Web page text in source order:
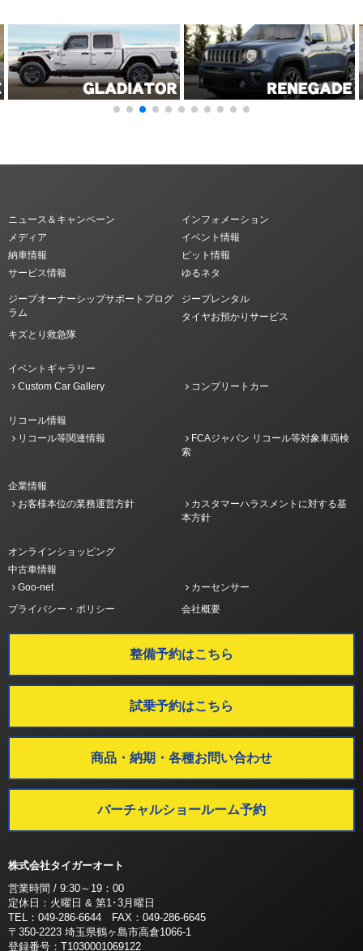
ニュース＆キャンペーン
インフォメーション
メディア
イベント情報
納車情報
ピット情報
サービス情報
ゆるネタ
ジープオーナーシップサポートプログ
ラム
ジープレンタル
タイヤお預かりサービス
キズとり救急隊
イベントギャラリー
Custom Car Gallery
コンプリートカー
リコール情報
リコール等関連情報
FCAジャパン リコール等対象車両検
索
企業情報
お客様本位の業務運営方針
カスタマーハラスメントに対する基
本方針
オンラインショッピング
中古車情報
Goo-net
カーセンサー
プライバシー・ポリシー
会社概要
整備予約はこちら
試乗予約はこちら
商品・納期・各種お問い合わせ
バーチャルショールーム予約
株式会社タイガーオート
営業時間 / 9:30～19：00
定休日：火曜日 & 第1･3月曜日
TEL：049-286-6644 FAX：049-286-6645
〒350-2223 埼玉県鶴ヶ島市高倉1066-1
登録番号：T1030001069122